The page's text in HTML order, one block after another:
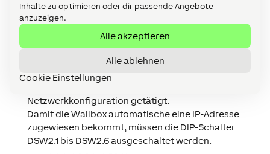
Inhalte zu optimieren oder dir passende Angebote
anzuzeigen.
Alle akzeptieren
Alle ablehnen
Cookie Einstellungen
DSW2 Stellungen
Netzwerkkonfiguration getätigt.
Damit die Wallbox automatische eine IP-Adresse
zugewiesen bekommt, müssen die DIP-Schalter
DSW2.1 bis DSW2.6 ausgeschaltet werden.